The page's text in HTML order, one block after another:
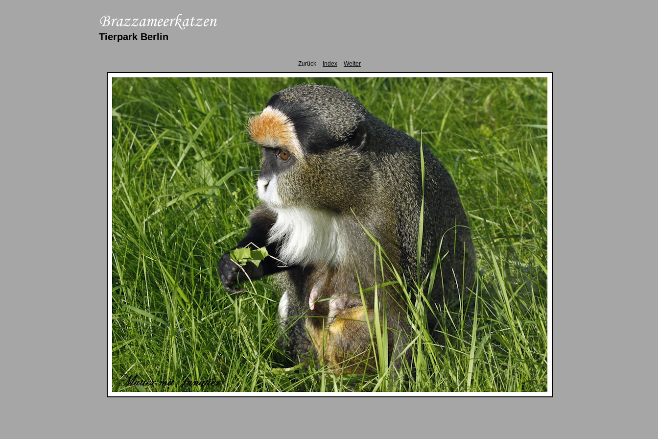
Tierpark Berlin
Zurück Index Weiter